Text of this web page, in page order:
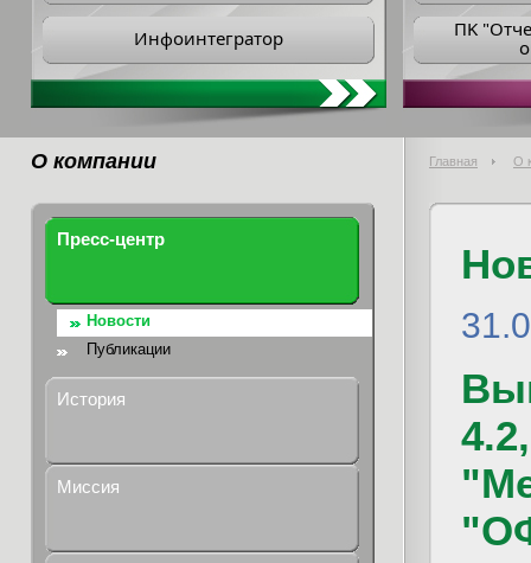
Инфоинтегратор
ПK
О компании Главная О
Пресс-центр
Новости
Публикации
История
Миссия